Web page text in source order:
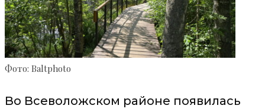
Фото: Baltphoto
Во Всеволожском районе появилась